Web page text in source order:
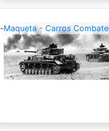
-Maqueta - Carros Combate